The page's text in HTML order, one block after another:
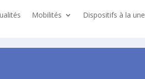
Mobilités Dispositifs à la une